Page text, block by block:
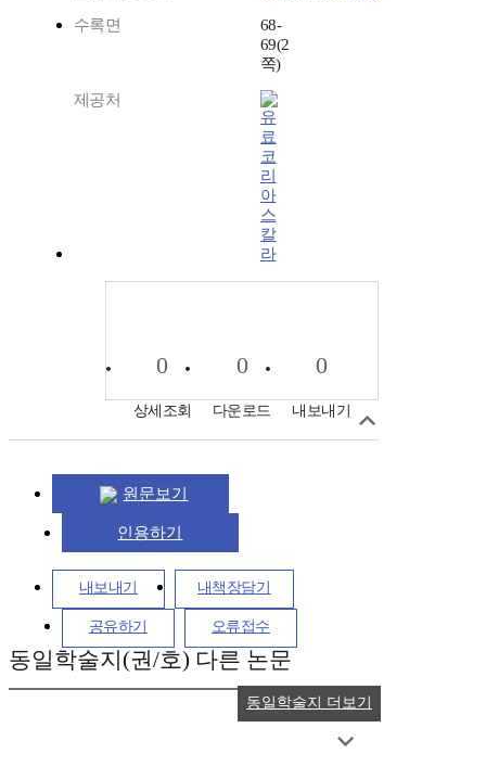
수록면
68-
69(2
쪽)
제공처
코
리
아
스
칼
라
0
상세조회
0
다운로드
0
내보내기
원문보기
인용하기
내보내기 내책장담기
공유하기 오류접수
동일학술지(권/호) 다른 논문
동일학술지 더보기